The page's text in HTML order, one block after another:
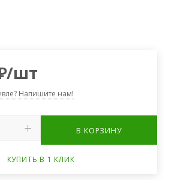
/шт
Напишите нам!
В КОРЗИНУ
КУПИТЬ В 1 КЛИК